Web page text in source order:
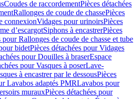
Coudes de raccordementPièces détachées
Rallonges de coude de chassePièces
connexionVidages pour urinoirsPièces
d’escargotSiphons à encastrerPièces
pour Rallonges de coude de chasse et tube
bidetPièces détachées pour Vidages
pour Douilles à braserEspace
pour Vasques à poserLave-
à encastrer par le dessousPièces
Lavabos adaptés PMRLavabos pour
murauxPièces détachées pour